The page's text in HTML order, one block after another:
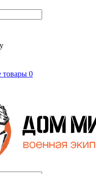
товары 0